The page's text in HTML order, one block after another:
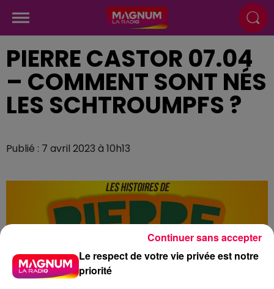
PIERRE CASTOR 07.04
– COMMENT SONT NÉS
LES SCHTROUMPFS ?
Publié : 7 avril 2023 à 10h13
Le respect de votre vie privée est notre
priorité
Continuer sans accepter